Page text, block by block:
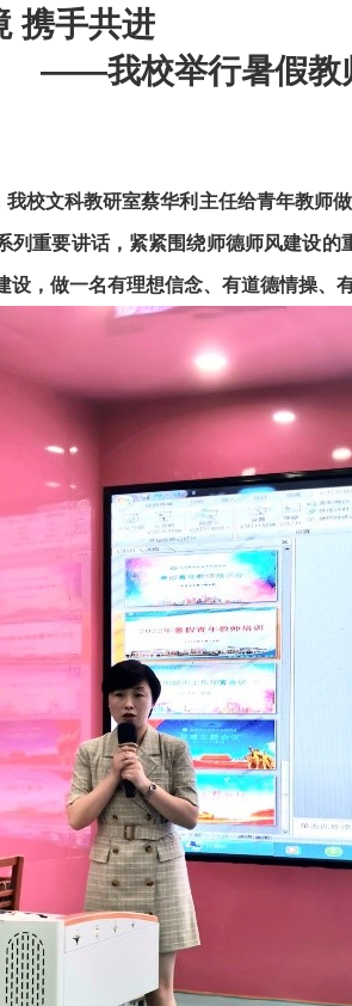
携手共进
举行暑假教师
校文科教研室蔡华利主任给青年教师
列重要讲话，紧紧围绕师德师风建设
设，做一名有理想信念、有道德情操、